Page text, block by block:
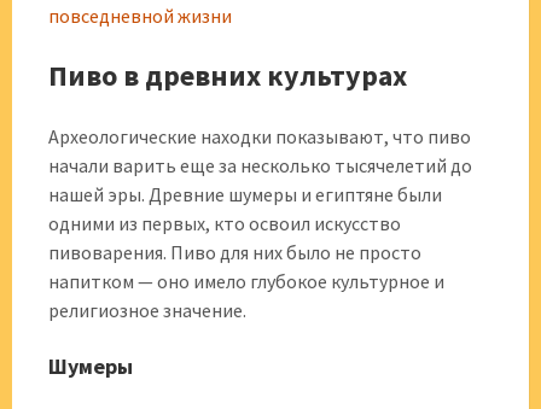
повседневной жизни
Пиво в древних культурах
Археологические находки показывают, что пиво
начали варить еще за несколько тысячелетий до
нашей эры. Древние шумеры и египтяне были
одними из первых, кто освоил искусство
пивоварения. Пиво для них было не просто
напитком — оно имело глубокое культурное и
религиозное значение.
Шумеры